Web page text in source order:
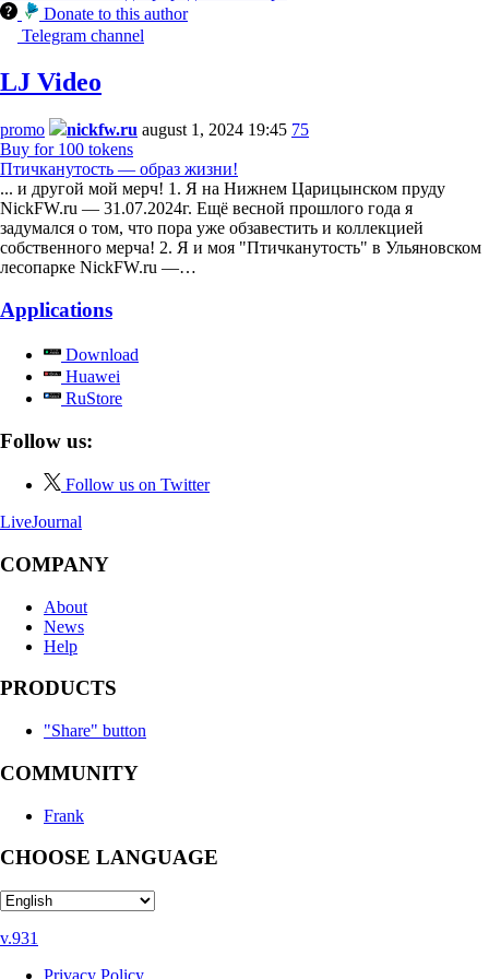
Donate to this author
Telegram channel
LJ Video
promo nickfw.ru august 1, 2024 19:45 75
Buy for 100 tokens
Птичканутость — образ жизни!
... и другой мой мерч! 1. Я на Нижнем Царицынском пруду
NickFW.ru — 31.07.2024г. Ещё весной прошлого года я
задумался о том, что пора уже обзавестить и коллекцией
собственного мерча! 2. Я и моя "Птичканутость" в Ульяновском
лесопарке NickFW.ru —…
Applications
Download
Huawei
RuStore
Follow us:
Follow us on Twitter
LiveJournal
COMPANY
About
News
Help
PRODUCTS
"Share" button
COMMUNITY
Frank
CHOOSE LANGUAGE
v.931
Privacy Policy